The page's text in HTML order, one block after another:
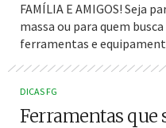
FAMÍLIA E AMIGOS! Seja
massa ou para quem
ferramentas e
DICAS FG
Ferramentas que